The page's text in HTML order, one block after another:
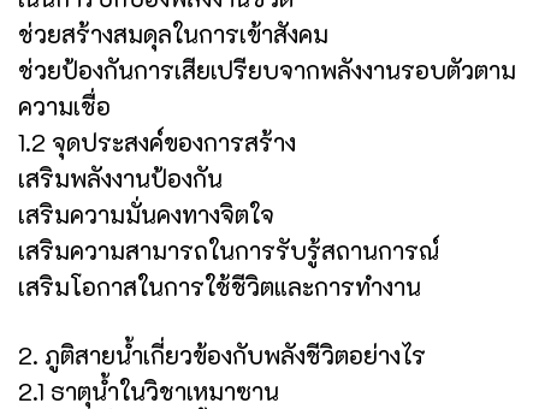
ช่วยสร้างสมดุลในการเข้าสังคม
ช่วยป้องกันการเสียเปรียบจากพลังงานรอบตัวตาม
ความเชื่อ
1.2 จุดประสงค์ของการสร้าง
เสริมพลังงานป้องกัน
เสริมความมั่นคงทางจิตใจ
เสริมความสามารถในการรับรู้สถานการณ์
เสริมโอกาสในการใช้ชีวิตและการทำงาน
2. ภูติสายน้ำเกี่ยวข้องกับพลังชีวิตอย่างไร
2.1 ธาตุน้ำในวิชาเหมาซาน